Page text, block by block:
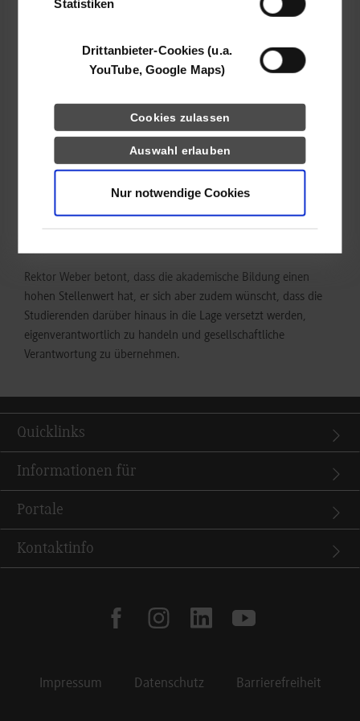
Statistiken
Drittanbieter-Cookies (u.a.
YouTube, Google Maps)
Cookies zulassen
Auswahl erlauben
Nur notwendige Cookies
Studienangebot in den Bereichen „Big Data“ und „Data
Am 18. Oktober findet unter dem Motto „Entdecke deine
Erstsemester statt, wo sich nach der offiziellen Begrüßung
unter anderem die verschiedenen Serviceeinrichtungen der
Hochschule vorstellen. Hier erfahren die neuen Studierenden
beispielsweise mehr über die Möglichkeiten von
Auslandsaufenthalten, darüber, welche Angebote der
Team am Bau und der Vermarktung eines elektronischen
Rektor Weber betont, dass die akademische Bildung einen
hohen Stellenwert hat, er sich aber zudem wünscht, dass die
Studierenden darüber hinaus in die Lage versetzt werden,
eigenverantwortlich zu handeln und gesellschaftliche
Verantwortung zu übernehmen.
Quicklinks
Informationen für
Portale
Kontaktinfo
facebookinstagramlinkedinyoutube
Impressum Datenschutz Barrierefreiheit